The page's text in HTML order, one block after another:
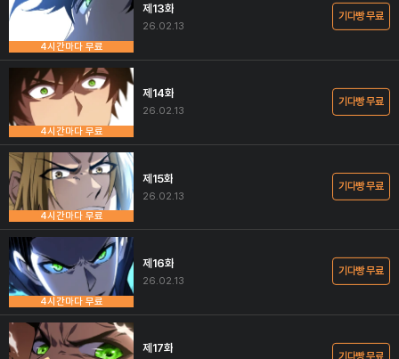
4시간마다 무료
제13화
26.02.13
기다빵 무료
4시간마다 무료
제14화
26.02.13
기다빵 무료
4시간마다 무료
제15화
26.02.13
기다빵 무료
4시간마다 무료
제16화
26.02.13
기다빵 무료
제17화
기다빵 무료